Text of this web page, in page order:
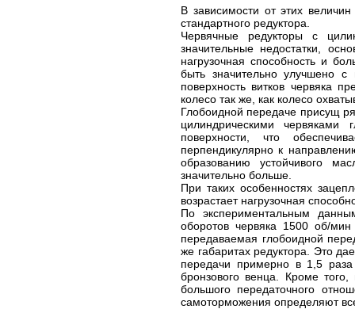
В зависимости от этих
стандартного редуктора.
Червячные редукторы с
значительные недостатки,
нагрузочная способность и
быть значительно улучшено
поверхность витков червяка
колесо так же, как колесо
Глобоидной передаче присущ
цилиндрическими червяками
поверхности, что
перпендикулярно к
образованию устойчивого
значительно больше.
При таких особенностях
возрастает нагрузочная
По экспериментальным
оборотов червяка 1500 об/
передаваемая глобоидной
же габаритах редуктора. Это
передачи примерно в 1,5
бронзового венца. Кроме
большого передаточного
самоторможения определяют